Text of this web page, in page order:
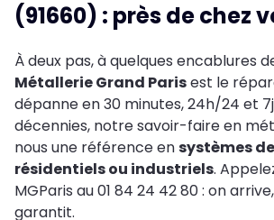
(91660) : près de chez
À deux pas, à quelques encablures
Métallerie Grand Parisest le
dépanne en 30 minutes, 24h/24 et
décennies, notre savoir-faire en
nous une référence ensystèmes
résidentiels ou industriels.
MGParis au 01 84 24 42 80 : on
garantit.